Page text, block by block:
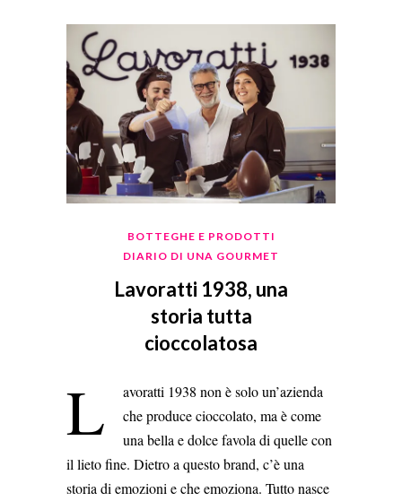
BOTTEGHE E PRODOTTI
DIARIO DI UNA GOURMET
Lavoratti 1938, una
storia tutta
cioccolatosa
L
avoratti 1938 non è solo un’azienda
che produce cioccolato, ma è come
una bella e dolce favola di quelle con
il lieto fine. Dietro a questo brand, c’è una
storia di emozioni e che emoziona. Tutto nasce